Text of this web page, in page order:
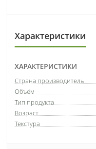
Характеристики
ХАРАКТЕРИСТИКИ
Страна производитель
Объём
Тип продукта
Возраст
Текстура